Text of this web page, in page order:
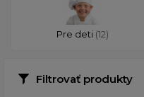
Pre deti (12)
Filtrovať produkty